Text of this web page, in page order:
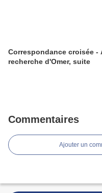
Correspondance croisée -
recherche d'Omer, suite
Commentaires
Ajouter un